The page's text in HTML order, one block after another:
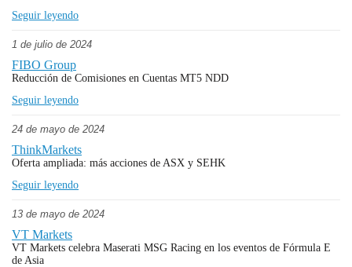
Seguir leyendo
1 de julio de 2024
FIBO Group
Reducción de Comisiones en Cuentas MT5 NDD
Seguir leyendo
24 de mayo de 2024
ThinkMarkets
Oferta ampliada: más acciones de ASX y SEHK
Seguir leyendo
13 de mayo de 2024
VT Markets
VT Markets celebra Maserati MSG Racing en los eventos de Fórmula E
de Asia